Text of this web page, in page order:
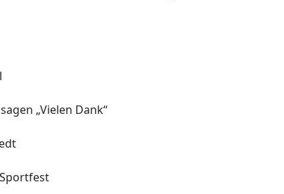
„Vielen Dank“